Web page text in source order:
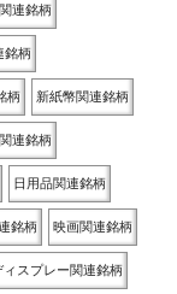
連銘柄
銘柄
柄 新紙幣関連銘柄
連銘柄
日用品関連銘柄
銘柄 映画関連銘柄
ィスプレー関連銘柄